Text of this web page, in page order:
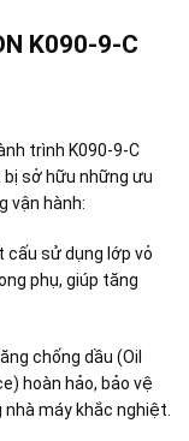
K090-9-C
trình K090-9-C
bị sở hữu những ưu
vận hành:
cấu sử dụng lớp vỏ
phụ, giúp tăng
chống dầu (Oil
hoàn hảo, bảo vệ
máy khắc nghiệt.